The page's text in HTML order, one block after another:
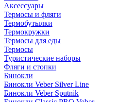
Аксессуары
Термосы и фляги
Термобутылки
Термокружки
Термосы для еды
Термосы
Туристические наборы
Фляги и стопки
Бинокли
Бинокли Veber Silver Line
Бинокли Veber Sputnik